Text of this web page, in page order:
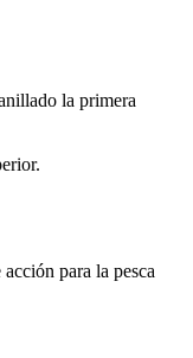
la primera
para la pesca